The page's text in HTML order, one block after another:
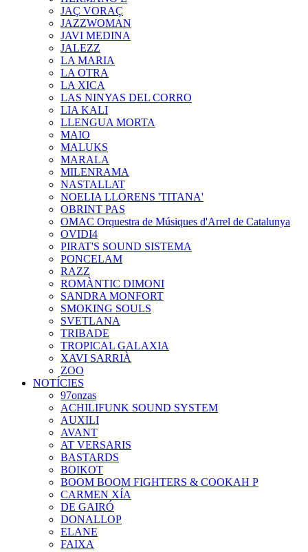
JAÇ VORAÇ
JAZZWOMAN
JAVI MEDINA
JALEZZ
LA MARIA
LA OTRA
LA XICA
LAS NINYAS DEL CORRO
LIA KALI
LLENGUA MORTA
MAIO
MALUKS
MARALA
MILENRAMA
NASTALLAT
NOELIA LLORENS 'TITANA'
OBRINT PAS
OMAC Orquestra de Músiques d'Arrel de Catalunya
OVIDI4
PIRAT'S SOUND SISTEMA
PONCELAM
RAZZ
ROMÀNTIC DIMONI
SANDRA MONFORT
SMOKING SOULS
SVETLANA
TRIBADE
TROPICAL GALAXIA
XAVI SARRIÀ
ZOO
NOTÍCIES
97onzas
ACHILIFUNK SOUND SYSTEM
AUXILI
AVANT
AT VERSARIS
BASTARDS
BOIKOT
BOOM BOOM FIGHTERS & COOKAH P
CARMEN XÍA
DE GAIRÓ
DONALLOP
ELANE
FAIXA